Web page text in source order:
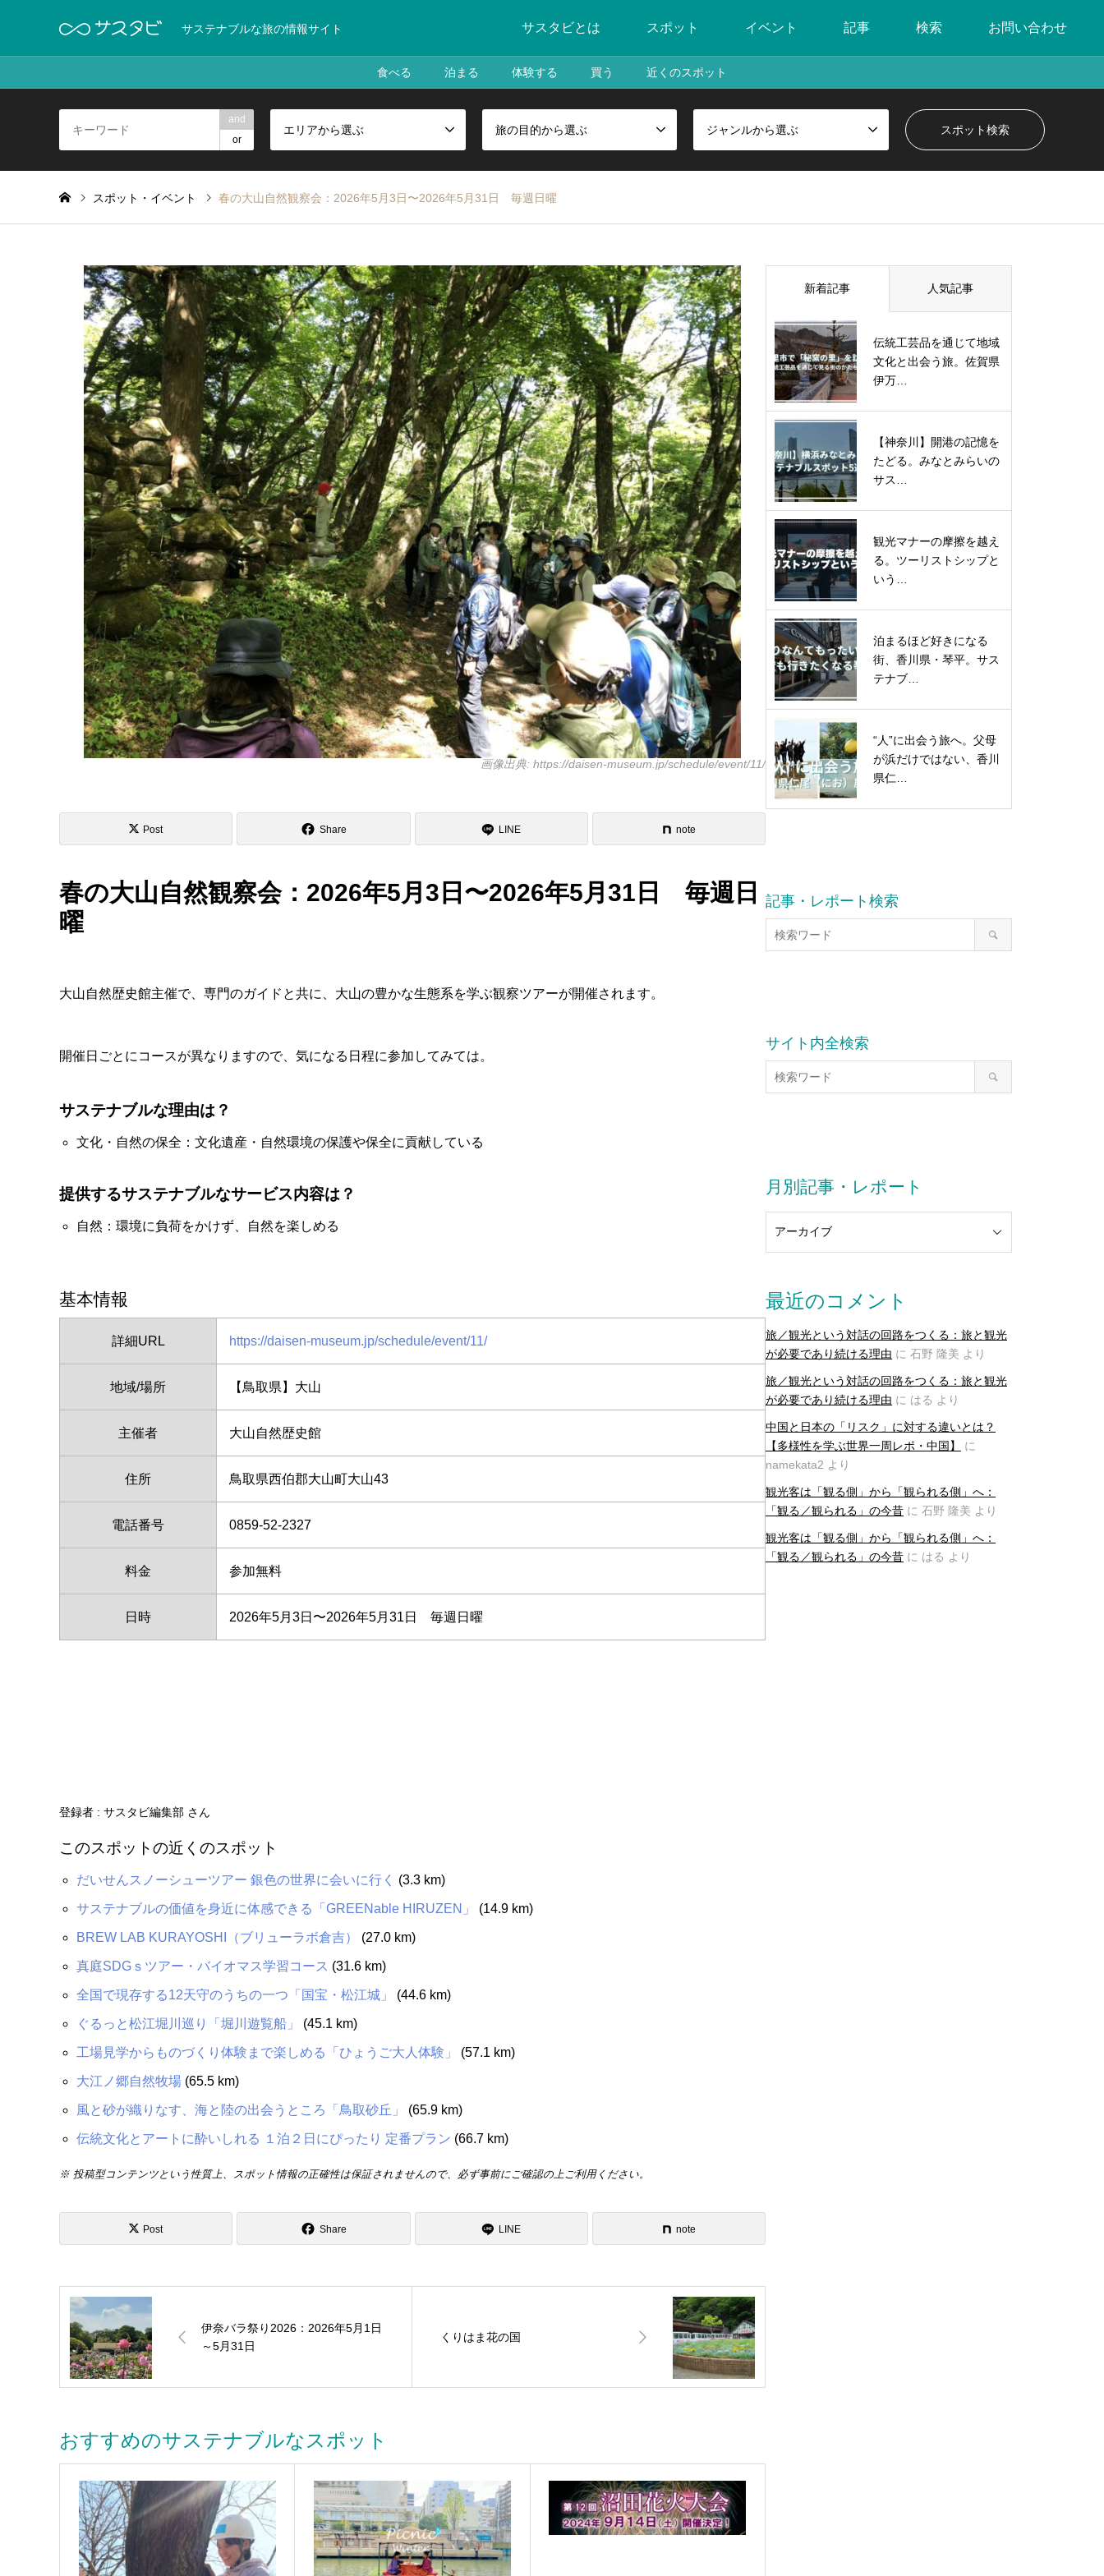
サステナブルな旅の情報サイト サスタビとは スポット イベント 記事 検索 お問い合わせ
食べる 泊まる 体験する 買う 近くのスポット
and
or
エリアから選ぶ 旅の目的から選ぶ ジャンルから選ぶ
スポット・イベント 春の大山自然観察会：2026年5月3日〜2026年5月31日 毎週日曜
画像出典: https://daisen-museum.jp/schedule/event/11/
Post Share LINE note
春の大山自然観察会：2026年5月3日〜2026年5月31日 毎週日
曜
大山自然歴史館主催で、専門のガイドと共に、大山の豊かな生態系を学ぶ観察ツアーが開催されます。
開催日ごとにコースが異なりますので、気になる日程に参加してみては。
サステナブルな理由は？
文化・自然の保全：文化遺産・自然環境の保護や保全に貢献している
提供するサステナブルなサービス内容は？
自然：環境に負荷をかけず、自然を楽しめる
基本情報
詳細URL https://daisen-museum.jp/schedule/event/11/
地域/場所 【鳥取県】大山
主催者 大山自然歴史館
住所 鳥取県西伯郡大山町大山43
電話番号 0859-52-2327
料金 参加無料
日時 2026年5月3日〜2026年5月31日 毎週日曜
登録者 : サスタビ編集部 さん
このスポットの近くのスポット
だいせんスノーシューツアー 銀色の世界に会いに行く (3.3 km)
サステナブルの価値を身近に体感できる「GREENable HIRUZEN」 (14.9 km)
BREW LAB KURAYOSHI（ブリューラボ倉吉） (27.0 km)
真庭SDGｓツアー・バイオマス学習コース (31.6 km)
全国で現存する12天守のうちの一つ「国宝・松江城」 (44.6 km)
ぐるっと松江堀川巡り「堀川遊覧船」 (45.1 km)
工場見学からものづくり体験まで楽しめる「ひょうご大人体験」 (57.1 km)
大江ノ郷自然牧場(65.5 km)
風と砂が織りなす、海と陸の出会うところ「鳥取砂丘」 (65.9 km)
伝統文化とアートに酔いしれる １泊２日にぴったり 定番プラン (66.7 km)
※ 投稿型コンテンツという性質上、スポット情報の正確性は保証されませんので、必ず事前にご確認の上ご利用ください。
Post Share LINE note
伊奈バラ祭り2026：2026年5月1日
～5月31日
くりはま花の国
おすすめのサステナブルなスポット
新着記事 人気記事
伝統工芸品を通じて地域
文化と出会う旅。佐賀県
伊万…
【神奈川】開港の記憶を
たどる。みなとみらいの
サス…
観光マナーの摩擦を越え
る。ツーリストシップと
いう…
泊まるほど好きになる
街、香川県・琴平。サス
テナブ…
“人”に出会う旅へ。父母
が浜だけではない、香川
県仁…
記事・レポート検索
サイト内全検索
月別記事・レポート
最近のコメント
旅／観光という対話の回路をつくる：旅と観光
が必要であり続ける理由 に 石野 隆美 より
旅／観光という対話の回路をつくる：旅と観光
が必要であり続ける理由 に はる より
中国と日本の「リスク」に対する違いとは？
【多様性を学ぶ世界一周レポ・中国】
に
namekata2 より
観光客は「観る側」から「観られる側」へ：
「観る／観られる」の今昔 に 石野 隆美 より
観光客は「観る側」から「観られる側」へ：
「観る／観られる」の今昔 に はる より